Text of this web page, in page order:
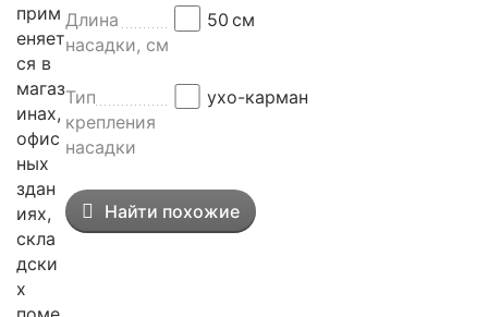
прим
еняет
ся в
магаз
инах,
офис
ных
здан
иях,
скла
дски
х
Длина
насадки, см
50 см
Тип
крепления
насадки
ухо-карман
Найти похожие